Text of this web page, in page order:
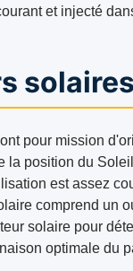
et injecté
solaires
pour mission
la position du
est assez
comprend un
solaire pour
optimale du